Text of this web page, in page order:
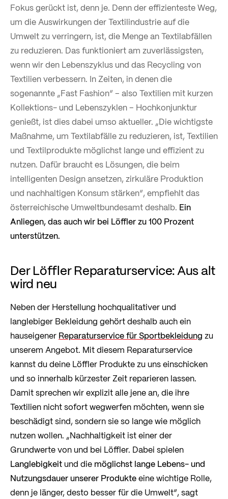
Fokus gerückt ist, denn je. Denn der effizienteste Weg,
um die Auswirkungen der Textilindustrie auf die
Umwelt zu verringern, ist, die Menge an Textilabfällen
zu reduzieren. Das funktioniert am zuverlässigsten,
wenn wir den Lebenszyklus und das Recycling von
Textilien verbessern. In Zeiten, in denen die
sogenannte „Fast Fashion“ – also Textilien mit kurzen
Kollektions- und Lebenszyklen – Hochkonjunktur
genießt, ist dies dabei umso aktueller. „Die wichtigste
Maßnahme, um Textilabfälle zu reduzieren, ist, Textilien
und Textilprodukte möglichst lange und effizient zu
nutzen. Dafür braucht es Lösungen, die beim
intelligenten Design ansetzen, zirkuläre Produktion
und nachhaltigen Konsum stärken“, empfiehlt das
österreichische Umweltbundesamt deshalb. Ein
Anliegen, das auch wir bei Löffler zu 100 Prozent
unterstützen.
Der Löffler Reparaturservice: Aus alt
wird neu
Neben der Herstellung hochqualitativer und
langlebiger Bekleidung gehört deshalb auch ein
hauseigener Reparaturservice für Sportbekleidung zu
unserem Angebot. Mit diesem Reparaturservice
kannst du deine Löffler Produkte zu uns einschicken
und so innerhalb kürzester Zeit reparieren lassen.
Damit sprechen wir explizit alle jene an, die ihre
Textilien nicht sofort wegwerfen möchten, wenn sie
beschädigt sind, sondern sie so lange wie möglich
nutzen wollen. „Nachhaltigkeit ist einer der
Grundwerte von und bei Löffler. Dabei spielen
Langlebigkeit und die möglichst lange Lebens- und
Nutzungsdauer unserer Produkteeine wichtige Rolle,
denn je länger, desto besser für die Umwelt“, sagt